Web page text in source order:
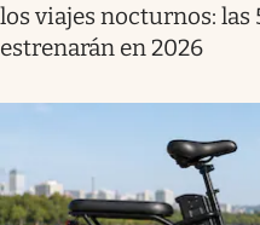
los viajes nocturnos: las
estrenarán en 2026